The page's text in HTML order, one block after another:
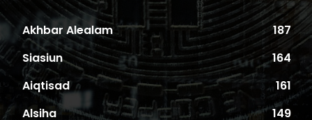
Akhbar Alealam
187
Siasiun
164
Aiqtisad
161
Alsiha
149